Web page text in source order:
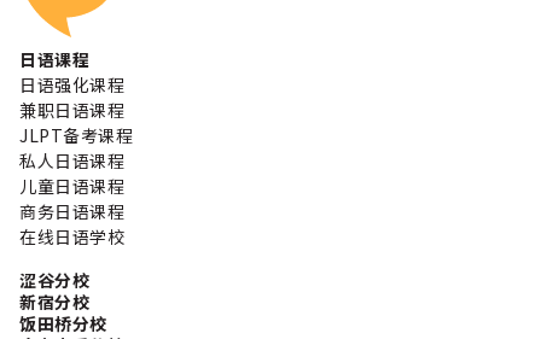
日语课程
日语强化课程
兼职日语课程
JLPT备考课程
私人日语课程
儿童日语课程
商务日语课程
在线日语学校
涩谷分校
新宿分校
饭田桥分校